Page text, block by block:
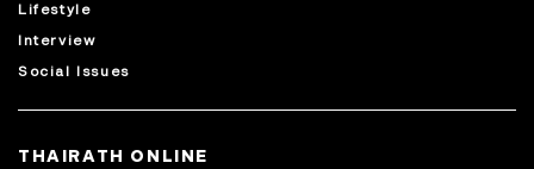
Lifestyle
Interview
Social Issues
THAIRATH ONLINE